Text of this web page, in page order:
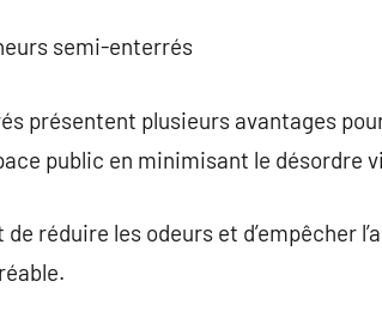
semi-enterrés
présentent plusieurs avantages
public en minimisant le désordre
réduire les odeurs et d’empêcher